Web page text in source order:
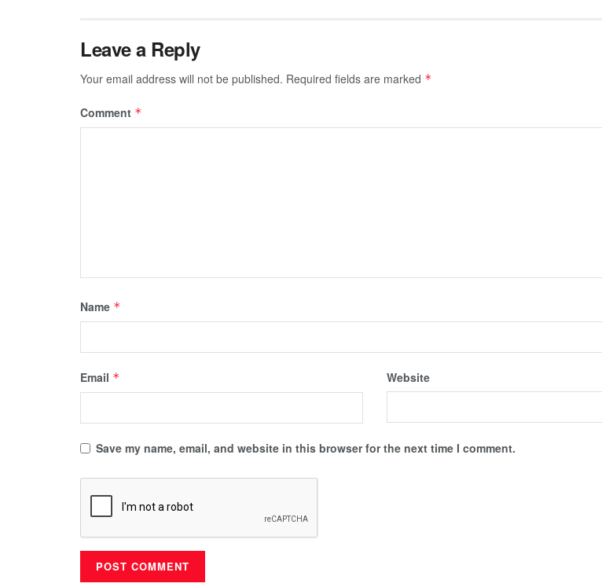
Leave a Reply
Your email address will not be published. Required fields are marked *
Comment *
Name *
Email * Website
Save my name, email, and website in this browser for the next time I comment.